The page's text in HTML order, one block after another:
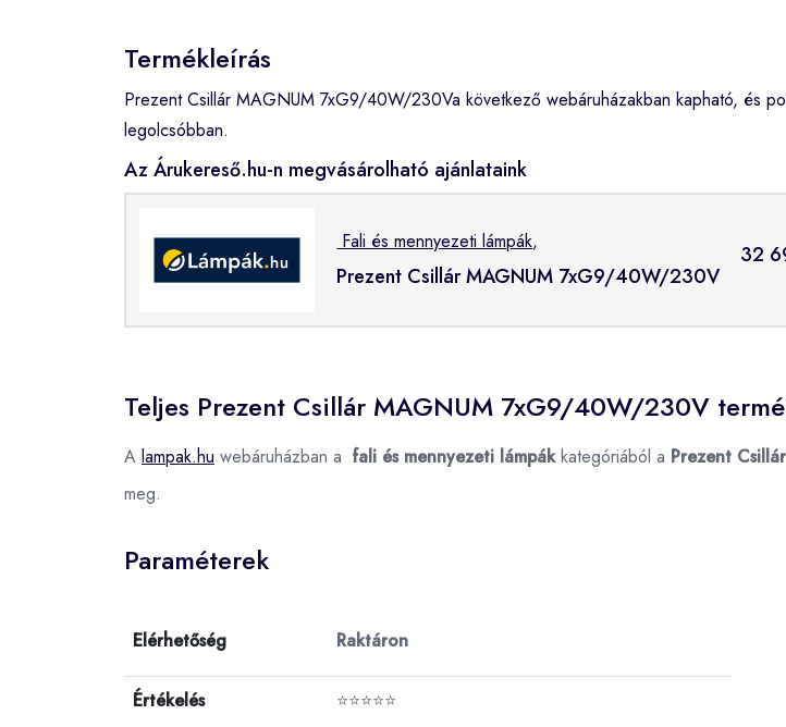
Termékleírás
Prezent Csillár MAGNUM 7xG9/40W/230Va következő webáruházakban kapható, és
legolcsóbban.
Az Árukereső.hu-n megvásárolható ajánlataink
Fali és mennyezeti lámpák,
Prezent Csillár MAGNUM 7xG9/40W/230V
32
Teljes Prezent Csillár MAGNUM 7xG9/40W/230V
A lampak.hu webáruházban a fali és mennyezeti lámpákkategóriából a Prezent
meg.
Paraméterek
Elérhetőség Raktáron
Értékelés ⭐⭐⭐⭐⭐